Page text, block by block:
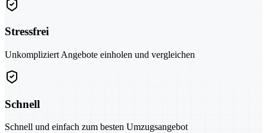
Stressfrei
Unkompliziert Angebote einholen und vergleichen
Schnell
Schnell und einfach zum besten Umzugsangebot